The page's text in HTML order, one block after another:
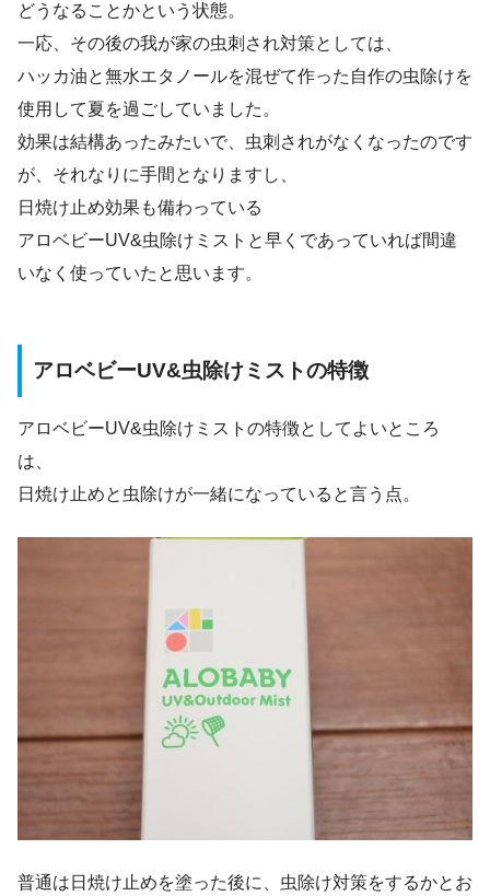
どうなることかという状態。
一応、その後の我が家の虫刺され対策としては、
ハッカ油と無水エタノールを混ぜて作った自作の虫除けを
使用 して夏を過ごしていました。
効果は結構あったみたいで、虫刺されがなくなったのです
が、それなりに手間となりますし、
日焼け止め効果も備わっている
アロベビーUV&虫除けミストと早くであっていれば間違
いなく使っていたと思います。
アロベビーUV&虫除けミストの特徴
アロベビーUV&虫除けミストの特徴としてよいところ
は、
日焼け止めと虫除けが一緒になっていると言う点。
普通は日焼け止めを塗った後に、虫除け対策をするかとお